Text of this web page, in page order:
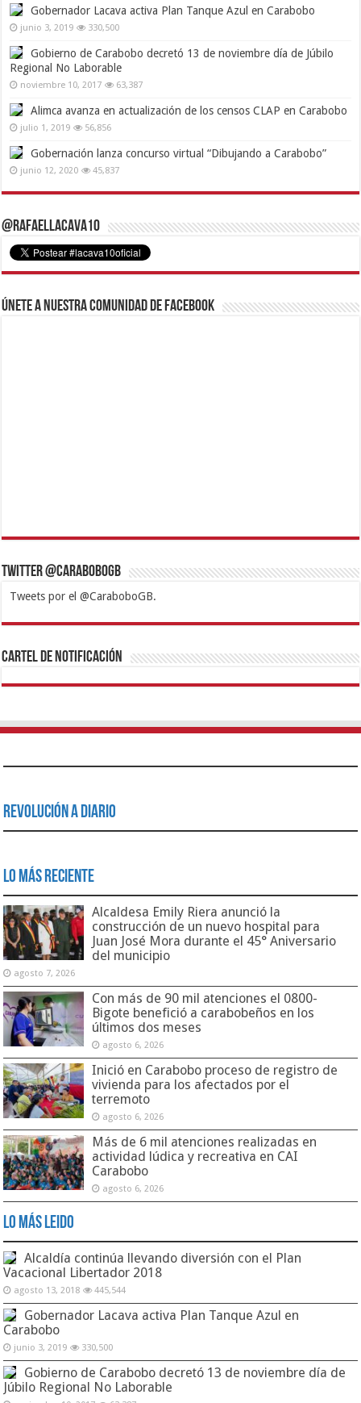
Gobernador Lacava activa Plan Tanque Azul en Carabobo
junio 3, 2019 330,500
Gobierno de Carabobo decretó 13 de noviembre día de Júbilo
Regional No Laborable
noviembre 10, 2017 63,387
Alimca avanza en actualización de los censos CLAP en Carabobo
julio 1, 2019 56,856
Gobernación lanza concurso virtual “Dibujando a Carabobo”
junio 12, 2020 45,837
@RafaelLacava10
Únete a nuestra comunidad de Facebook
Twitter @CaraboboGB
Tweets por el @CaraboboGB.
1xbetBetturkeyBetistKralbetSupertotobetTipobetMatadorbetMariobet
https://mvbcasino.com/
Cartel de Notificación
Revolución a Diario
Lo Más Reciente
Alcaldesa Emily Riera anunció la
construcción de un nuevo hospital para
Juan José Mora durante el 45° Aniversario
del municipio
agosto 7, 2026
Con más de 90 mil atenciones el 0800-
Bigote benefició a carabobeños en los
últimos dos meses
agosto 6, 2026
Inició en Carabobo proceso de registro de
vivienda para los afectados por el
terremoto
agosto 6, 2026
Más de 6 mil atenciones realizadas en
actividad lúdica y recreativa en CAI
Carabobo
agosto 6, 2026
Lo Más Leido
Alcaldía continúa llevando diversión con el Plan
Vacacional Libertador 2018
agosto 13, 2018 445,544
Gobernador Lacava activa Plan Tanque Azul en
Carabobo
junio 3, 2019 330,500
Gobierno de Carabobo decretó 13 de noviembre día de
Júbilo Regional No Laborable